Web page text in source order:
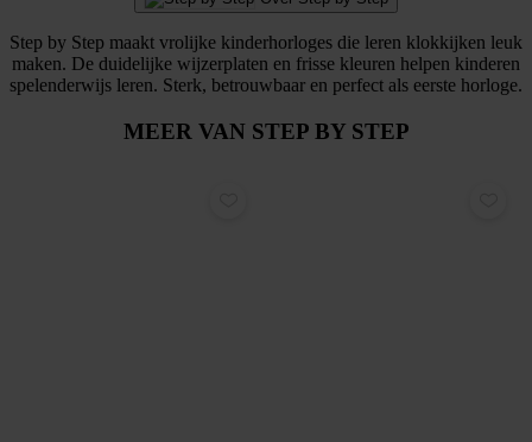
Step by Step maakt vrolijke kinderhorloges die leren klokkijken leuk
maken. De duidelijke wijzerplaten en frisse kleuren helpen kinderen
spelenderwijs leren. Sterk, betrouwbaar en perfect als eerste horloge.
MEER VAN STEP BY STEP